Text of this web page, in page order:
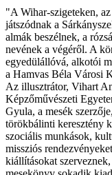
"A Wihar-szigeteken,
játszódnak a
almák beszélnek, a
nevének a végéről. A
egyedülállóvá, alkotói
a Hamvas Béla Városi
Az illusztrátor, Vihart
Képzőművészeti
Gyula, a mesék
törökbálinti keresztény
szociális munkások,
missziós
kiállításokat